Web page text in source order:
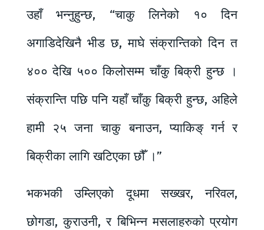
उहाँ भन्नुहुन्छ, “चाकु लिनेको १० दिन
अगाडिदेखिनै भीड छ, माघे संक्रान्तिको दिन त
४०० देखि ५०० किलोसम्म चाँकु बिक्री हुन्छ ।
संक्रान्ति पछि पनि यहाँ चाँकु बिक्री हुन्छ, अहिले
हामी २५ जना चाकु बनाउन, प्याकिङ् गर्न र
बिक्रीका लागि खटिएका छौँ ।”
भकभकी उम्लिएको दूधमा सख्खर, नरिवल,
छोगडा, कुराउनी, र बिभिन्न मसलाहरुको प्रयोग